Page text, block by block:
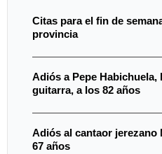
Citas para el fin de
provincia
Adiós a Pepe Habichuela,
guitarra, a los 82 años
Adiós al cantaor jerezano
67 años